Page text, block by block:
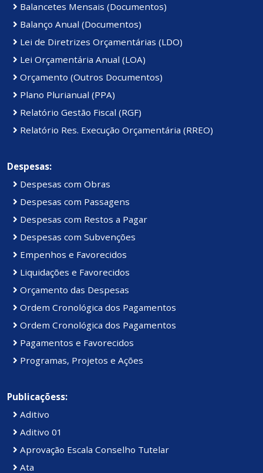
Balancetes Mensais (Documentos)
Balanço Anual (Documentos)
Lei de Diretrizes Orçamentárias (LDO)
Lei Orçamentária Anual (LOA)
Orçamento (Outros Documentos)
Plano Plurianual (PPA)
Relatório Gestão Fiscal (RGF)
Relatório Res. Execução Orçamentária (RREO)
Despesas:
Despesas com Obras
Despesas com Passagens
Despesas com Restos a Pagar
Despesas com Subvenções
Empenhos e Favorecidos
Liquidações e Favorecidos
Orçamento das Despesas
Ordem Cronológica dos Pagamentos
Ordem Cronológica dos Pagamentos
Pagamentos e Favorecidos
Programas, Projetos e Ações
Publicaçõess:
Aditivo
Aditivo 01
Aprovação Escala Conselho Tutelar
Ata